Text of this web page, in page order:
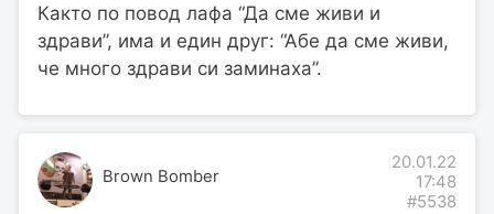
Както по повод лафа “Да сме живи и
здрави”, има и един друг: “Абе да сме живи,
че много здрави си заминаха”.
Brown Bomber
20.01.22
17:48
#5538